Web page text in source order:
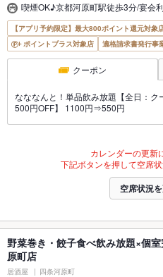
喫煙OK♪京都河原町駅徒歩3分/宴会
【アプリ予約限定】最大800ポイント還元対象
ポイントプラス対象店
適格請求書発行事
クーポン
なななんと！単品飲み放題【全日：
500円OFF】 1100円⇒550円
カレンダーの更新
下記ボタンを押して空席
空席状況
野菜巻き・餃子食べ飲み放題×個
原町店
居酒屋 四条河原町